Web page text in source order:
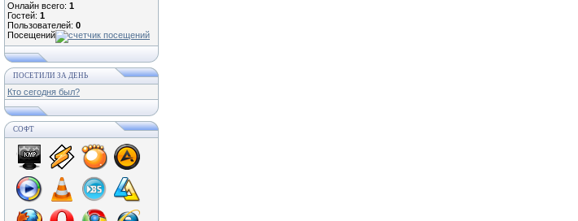
Онлайн всего: 1
Гостей: 1
Пользователей: 0
Посещений
ПОСЕТИЛИ ЗА ДЕНЬ
Кто сегодня был?
СОФТ